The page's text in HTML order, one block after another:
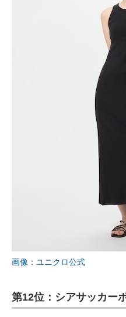
画像：ユニクロ公式
第12位：シアサッカー